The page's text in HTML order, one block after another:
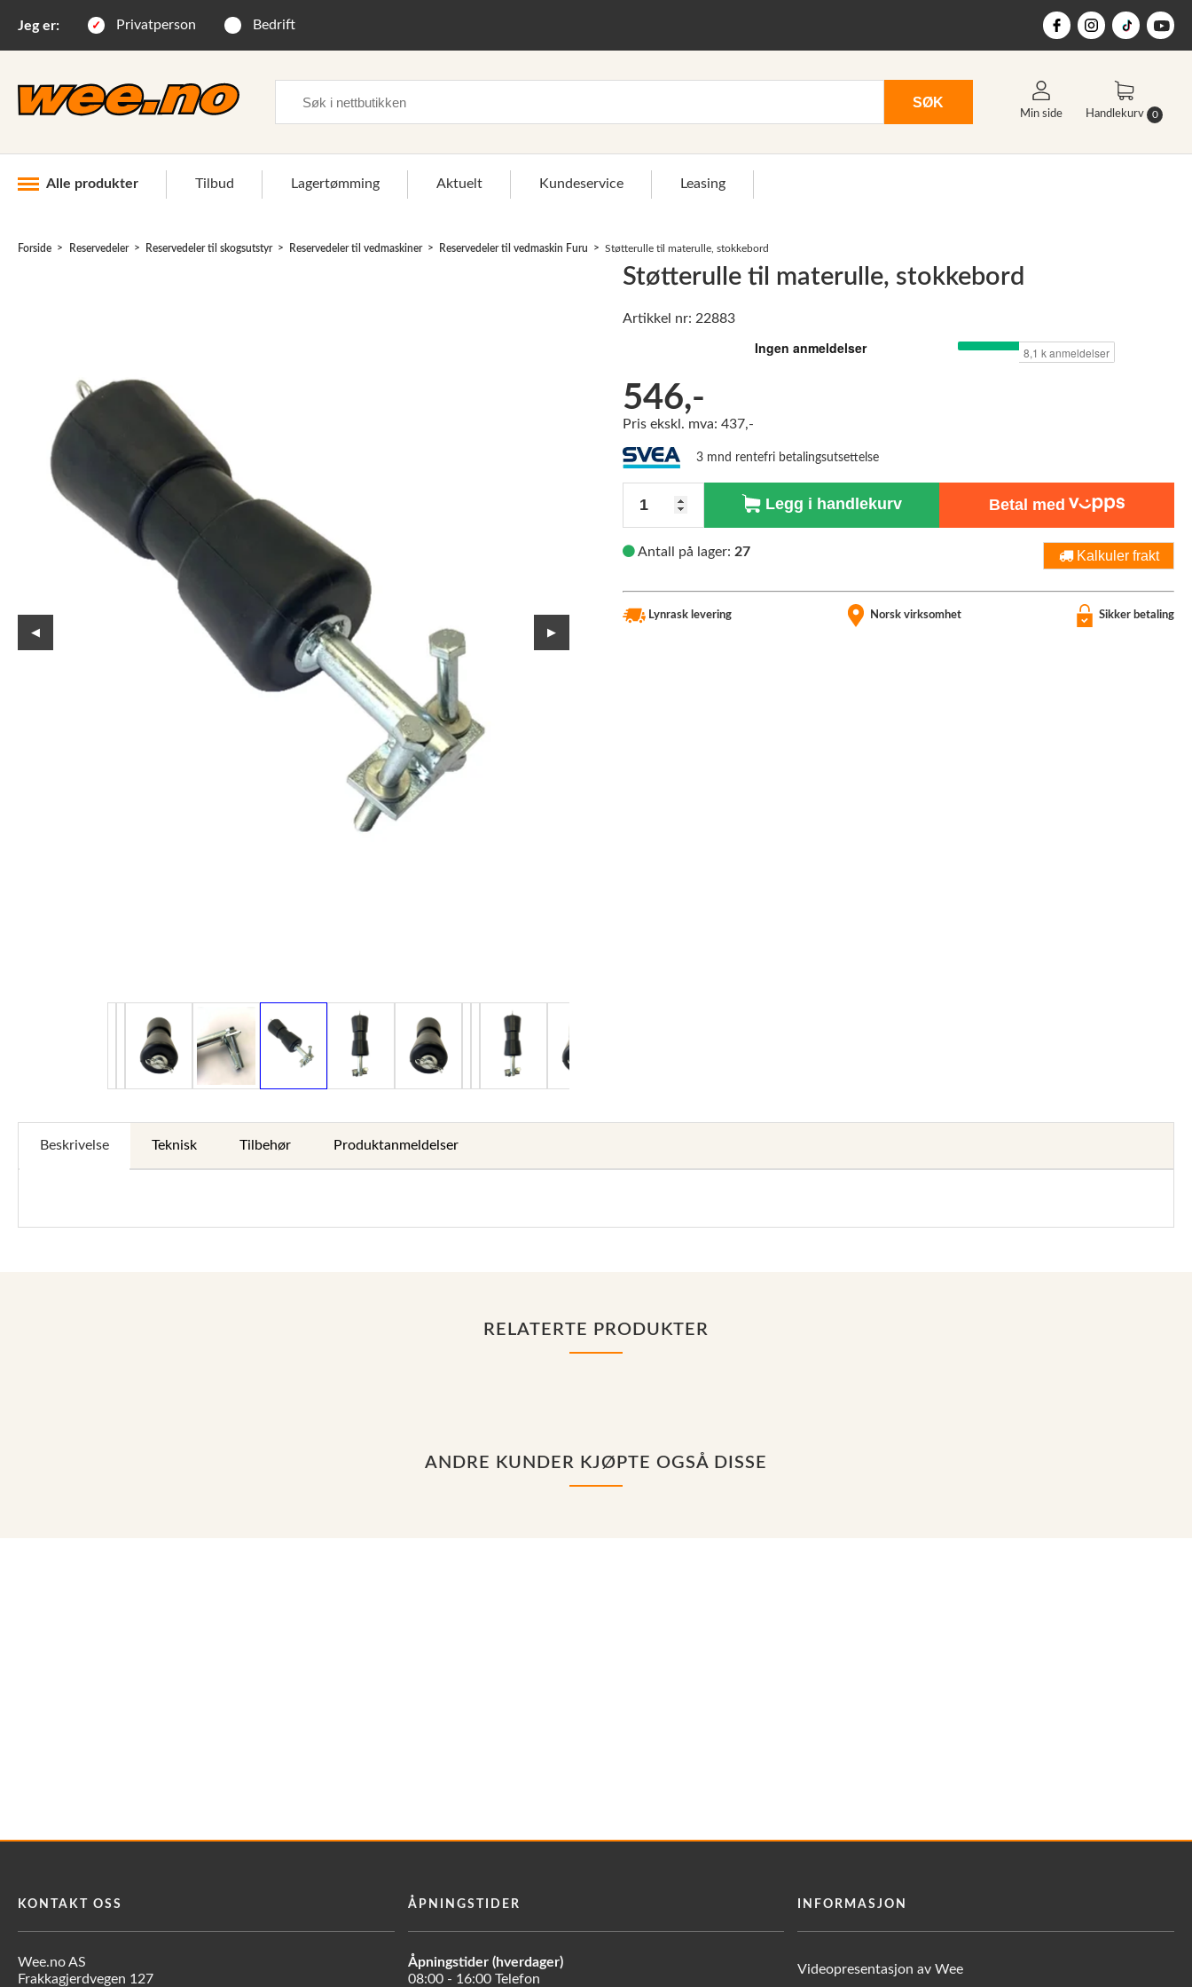
Jeg er: Privatperson Bedrift
SØK
Min side Handlekurv 0
Alle produkter Tilbud Lagertømming Aktuelt Kundeservice Leasing
Vinter og snøutstyr
Reservedeler
Nye Wee produkter
Tilbud
Lagertømming
Leasing
Forside Reservedeler Reservedeler til skogsutstyr Reservedeler til vedmaskiner Reservedeler til vedmaskin Furu Støtterulle til materulle, stokkebord
◀ ▶
Støtterulle til materulle, stokkebord
Artikkel nr: 22883
546,-
Pris ekskl. mva: 437,-
3 mnd rentefri betalingsutsettelse
Legg i handlekurv Betal med
Antall på lager: 27 Kalkuler frakt
Lynrask levering Norsk virksomhet Sikker betaling
Beskrivelse Teknisk Tilbehør Produktanmeldelser
RELATERTE PRODUKTER
ANDRE KUNDER KJØPTE OGSÅ DISSE
KONTAKT OSS
Wee.no AS
Frakkagjerdvegen 127
ÅPNINGSTIDER
Åpningstider (hverdager)
08:00 - 16:00 Telefon
INFORMASJON
Videopresentasjon av Wee